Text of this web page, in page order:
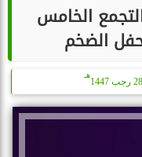
الخامس
الضخم
28 رجب 1447
هـ